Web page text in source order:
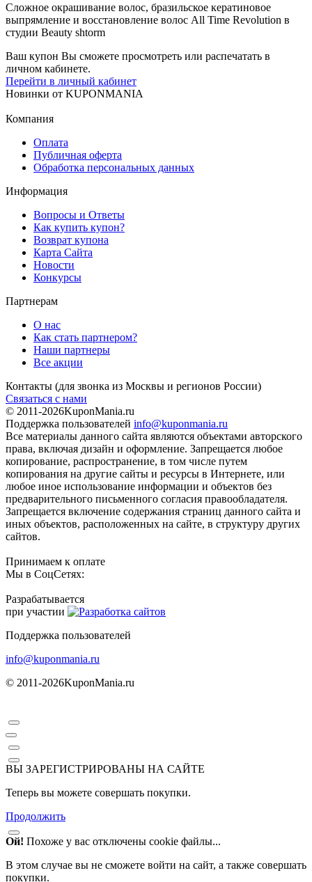
Сложное окрашивание волос, бразильское кератиновое
выпрямление и восстановление волос All Time Revolution в
студии Beauty shtorm
Ваш купон Вы сможете просмотреть или распечатать в
личном кабинете.
Перейти в личный кабинет
Новинки от KUPONMANIA
Компания
Оплата
Публичная оферта
Обработка персональных данных
Информация
Вопросы и Ответы
Как купить купон?
Возврат купона
Карта Сайта
Новости
Конкурсы
Партнерам
О нас
Как стать партнером?
Наши партнеры
Все акции
Контакты (для звонка из Москвы и регионов России)
Связаться с нами
© 2011-2026KuponMania.ru
Поддержка пользователей info@kuponmania.ru
Все материалы данного сайта являются объектами авторского
права, включая дизайн и оформление. Запрещается любое
копирование, распространение, в том числе путем
копирования на другие сайты и ресурсы в Интернете, или
любое иное использование информации и объектов без
предварительного письменного согласия правообладателя.
Запрещается включение содержания страниц данного сайта и
иных объектов, расположенных на сайте, в структуру других
сайтов.
Принимаем к оплате
Мы в СоцСетях:
Разрабатывается
при участии
Поддержка пользователей
info@kuponmania.ru
© 2011-2026KuponMania.ru
ВЫ ЗАРЕГИСТРИРОВАНЫ НА САЙТЕ
Теперь вы можете совершать покупки.
Продолжить
Ой! Похоже у вас отключены cookie файлы...
В этом случае вы не сможете войти на сайт, а также совершать
покупки.